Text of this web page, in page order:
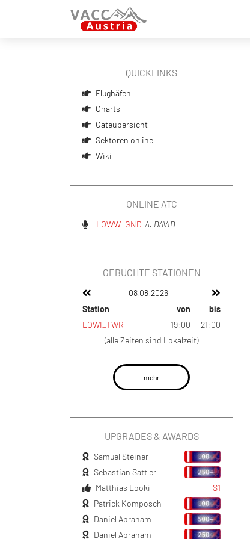
QUICKLINKS
Flughäfen
Charts
Gateübersicht
Sektoren online
Wiki
ONLINE ATC
LOWW_GND A. DAVID
GEBUCHTE STATIONEN
08.08.2026
Station
von
bis
LOWI_TWR
19:00
21:00
(alle Zeiten sind Lokalzeit)
mehr
UPGRADES & AWARDS
Samuel Steiner
Sebastian Sattler
Matthias Looki
S1
Patrick Komposch
Daniel Abraham
Daniel Abraham